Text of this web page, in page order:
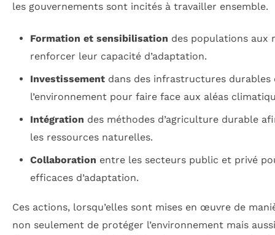
les gouvernements sont incités à travailler ensemble.
Formation et sensibilisation des populations aux
renforcer leur capacité d’adaptation.
Investissementdans des infrastructures durables
l’environnement pour faire face aux aléas
Intégration des méthodes d’agriculture durable
les ressources naturelles.
Collaboration entre les secteurs public et privé
efficaces d’adaptation.
Ces actions, lorsqu’elles sont mises en œuvre de
non seulement de protéger l’environnement mais